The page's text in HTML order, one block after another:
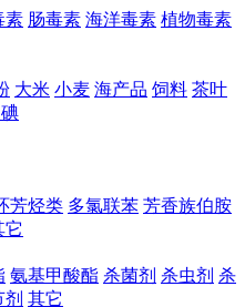
素 肠毒素 海洋毒素 植物毒素
大米 小麦 海产品 饲料 茶叶
芳烃类 多氯联苯 芳香族伯胺
它
氨基甲酸酯 杀菌剂 杀虫剂 杀
其它